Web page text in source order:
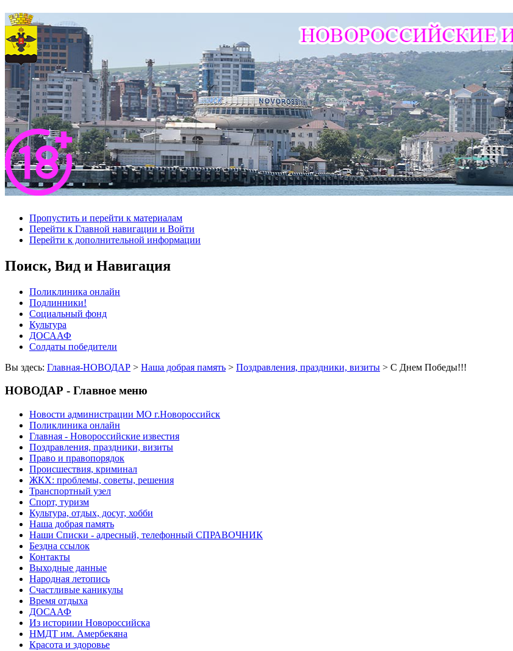
Пропустить и перейти к материалам
Перейти к Главной навигации и Войти
Перейти к дополнительной информации
Поиск, Вид и Навигация
Поликлиника онлайн
Подлинники!
Социальный фонд
Культура
ДОСААФ
Солдаты победители
Вы здесь: Главная-НОВОДАР > Наша добрая память > Поздравления, праздники, визиты > С Днем Победы!!!
НОВОДАР - Главное меню
Новости администрации МО г.Новороссийск
Поликлиника онлайн
Главная - Новороссийские известия
Поздравления, праздники, визиты
Право и правопорядок
Происшествия, криминал
ЖКХ: проблемы, советы, решения
Транспортный узел
Спорт, туризм
Культура, отдых, досуг, хобби
Наша добрая память
Наши Списки - адресный, телефонный СПРАВОЧНИК
Бездна ссылок
Контакты
Выходные данные
Народная летопись
Счастливые каникулы
Время отдыха
ДОСААФ
Из историии Новороссийска
НМДТ им. Амербекяна
Красота и здоровье